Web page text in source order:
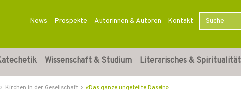
News Prospekte Autorinnen & Autoren Kontakt
Wissenschaft & Studium Literarisches & Spiritualität
Kirchen in der Gesellschaft «Das ganze ungeteilte Dasein»